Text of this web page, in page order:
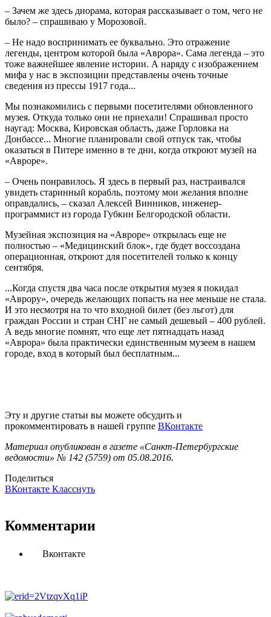
– Зачем же здесь диорама, которая рассказывает о том, чего не
было? – спрашиваю у Морозовой.
– Не надо воспринимать ее буквально. Это отражение
легенды, центром которой была «Аврора». Сама легенда – это
тоже важнейшее явление истории. А наряду с изображением
мифа у нас в экспозиции представлены очень точные
сведения из прессы 1917 года...
Мы познакомились с первыми посетителями обновленного
музея. Откуда только они не приехали! Спрашивал просто
наугад: Москва, Кировская область, даже Горловка на
Донбассе... Многие планировали свой отпуск так, чтобы
оказаться в Питере именно в те дни, когда откроют музей на
«Авроре».
– Очень понравилось. Я здесь в первый раз, настраивался
увидеть старинный корабль, поэтому мои желания вполне
оправдались, – сказал Алексей Винников, инженер-
программист из города Губкин Белгородской области.
Музейная экспозиция на «Авроре» открылась еще не
полностью – «Медицинский блок», где будет воссоздана
операционная, откроют для посетителей только к концу
сентября.
...Когда спустя два часа после открытия музея я покидал
«Аврору», очередь желающих попасть на нее меньше не стала.
И это несмотря на то что входной билет (без льгот) для
граждан России и стран СНГ не самый дешевый – 400 рублей.
А ведь многие помнят, что еще лет пятнадцать назад
«Аврора» была практически единственным музеем в нашем
городе, вход в который был бесплатным...
Эту и другие статьи вы можете обсудить и
прокомментировать в нашей группе ВКонтакте
Материал опубликован в газете «Санкт-Петербургские
ведомости» № 142 (5759) от 05.08.2016.
Поделиться
ВКонтакте Класснуть
Комментарии
Вконтакте